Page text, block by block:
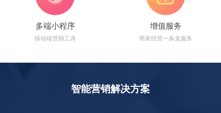
多端小程序
移动端营销工具
增值服务
商家经营一条龙服务
智能营销解决方案